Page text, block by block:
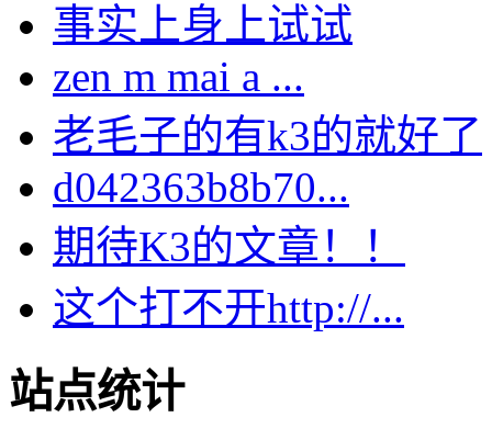
事实上身上试试
zen m mai a ...
老毛子的有k3的就好了
d042363b8b70...
期待K3的文章！！
这个打不开http://...
站点统计